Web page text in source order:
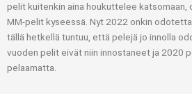
pelit kuitenkin aina houkuttelee katsomaan,
MM-pelit kyseessä. Nyt 2022 onkin
tällä hetkellä tuntuu, että pelejä jo innolla
vuoden pelit eivät niin innostaneet ja 2020
pelaamatta.